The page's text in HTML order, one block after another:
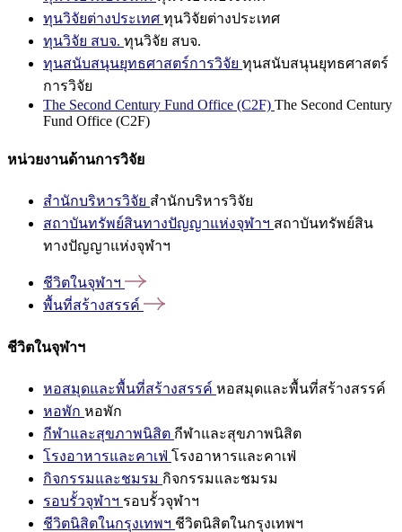
ทุนวิจัยต่างประเทศ ทุนวิจัยต่างประเทศ
ทุนวิจัย สบจ. ทุนวิจัย สบจ.
ทุนสนับสนุนยุทธศาสตร์การวิจัย ทุนสนับสนุนยุทธศาสตร์
การวิจัย
The Second Century Fund Office (C2F) The Second Century
Fund Office (C2F)
หน่วยงานด้านการวิจัย
สำนักบริหารวิจัย สำนักบริหารวิจัย
สถาบันทรัพย์สินทางปัญญาแห่งจุฬาฯ สถาบันทรัพย์สิน
ทางปัญญาแห่งจุฬาฯ
ชีวิตในจุฬาฯ
พื้นที่สร้างสรรค์
ชีวิตในจุฬาฯ
หอสมุดและพื้นที่สร้างสรรค์ หอสมุดและพื้นที่สร้างสรรค์
หอพัก หอพัก
กีฬาและสุขภาพนิสิต กีฬาและสุขภาพนิสิต
โรงอาหารและคาเฟ่ โรงอาหารและคาเฟ่
กิจกรรมและชมรม กิจกรรมและชมรม
รอบรั้วจุฬาฯ รอบรั้วจุฬาฯ
ชีวิตนิสิตในกรุงเทพฯ ชีวิตนิสิตในกรุงเทพฯ